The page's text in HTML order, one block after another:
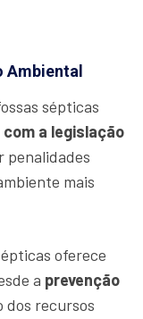
sépticas
a legislação
penalidades
mais
oferece
a prevenção
dos recursos